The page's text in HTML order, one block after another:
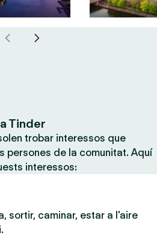
Tinder
trobar interessos que
persones de la comunitat. Aquí
interessos:
sortir, caminar, estar a l'aire